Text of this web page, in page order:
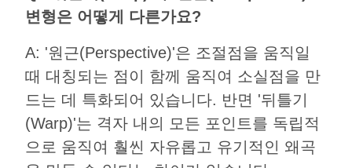
변형은 어떻게 다른가요?
A: '원근(Perspective)'은 조절점을 움직일
때 대칭되는 점이 함께 움직여 소실점을 만
드는 데 특화되어 있습니다. 반면 '뒤틀기
(Warp)'는 격자 내의 모든 포인트를 독립적
으로 움직여 훨씬 자유롭고 유기적인 왜곡